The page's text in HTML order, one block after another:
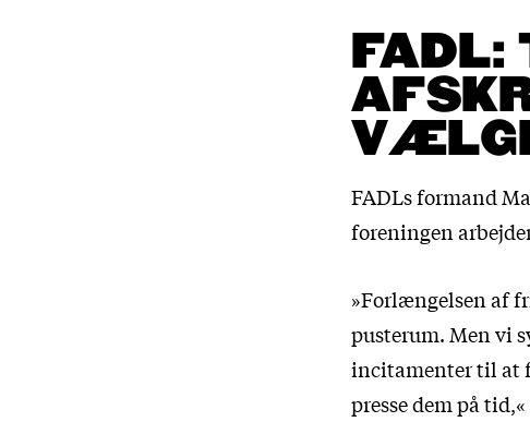
FADL:
FADLs formand
foreningen
»Forlængelsen af
pusterum. Men vi
incitamenter til at
presse dem på